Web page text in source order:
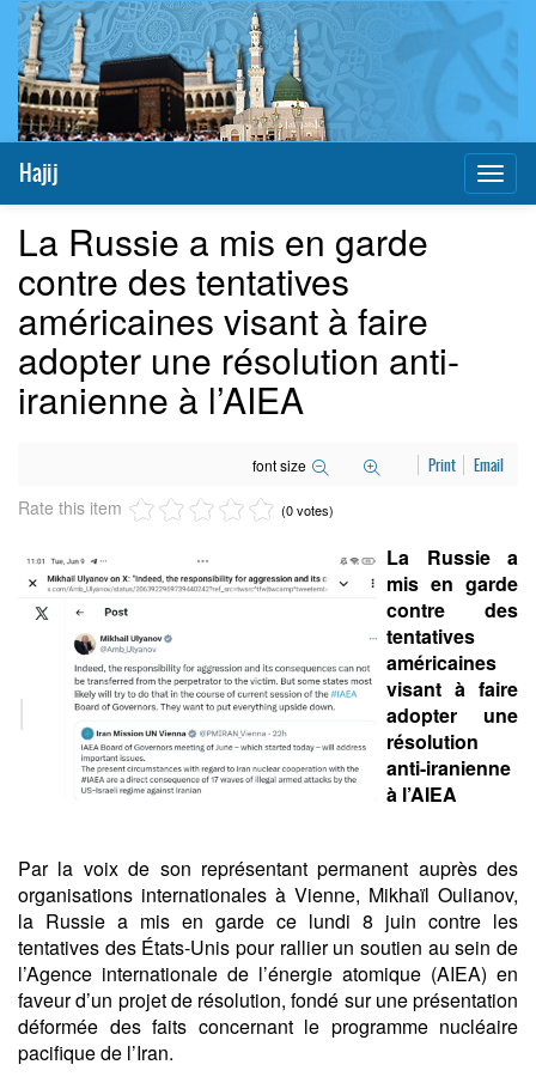
Hajij
La Russie a mis en garde
contre des tentatives
américaines visant à faire
adopter une résolution anti-
iranienne à l’AIEA
font size Print Email
Rate this item (0 votes)
La Russie a
mis en garde
contre des
tentatives
américaines
visant à faire
adopter une
résolution
anti-iranienne
à l’AIEA
Par la voix de son représentant permanent auprès des
organisations internationales à Vienne, Mikhaïl Oulianov,
la Russie a mis en garde ce lundi 8 juin contre les
tentatives des États-Unis pour rallier un soutien au sein de
l’Agence internationale de l’énergie atomique (AIEA) en
faveur d’un projet de résolution, fondé sur une présentation
déformée des faits concernant le programme nucléaire
pacifique de l’Iran.